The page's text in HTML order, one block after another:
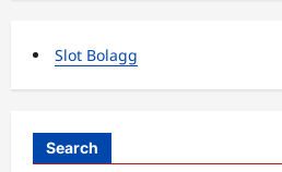
Slot Bolagg
Search